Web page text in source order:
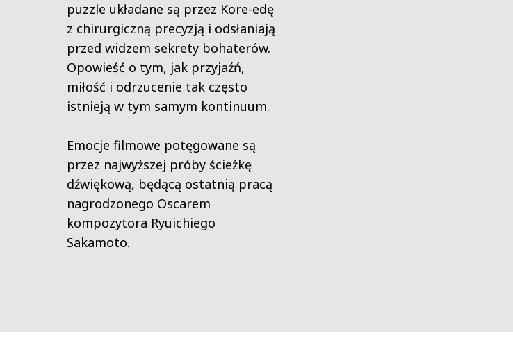
puzzle układane są przez Kore-edę
z chirurgiczną precyzją i odsłaniają
przed widzem sekrety bohaterów.
Opowieść o tym, jak przyjaźń,
miłość i odrzucenie tak często
istnieją w tym samym kontinuum.
Emocje filmowe potęgowane są
przez najwyższej próby ścieżkę
dźwiękową, będącą ostatnią pracą
nagrodzonego Oscarem
kompozytora Ryuichiego
Sakamoto.